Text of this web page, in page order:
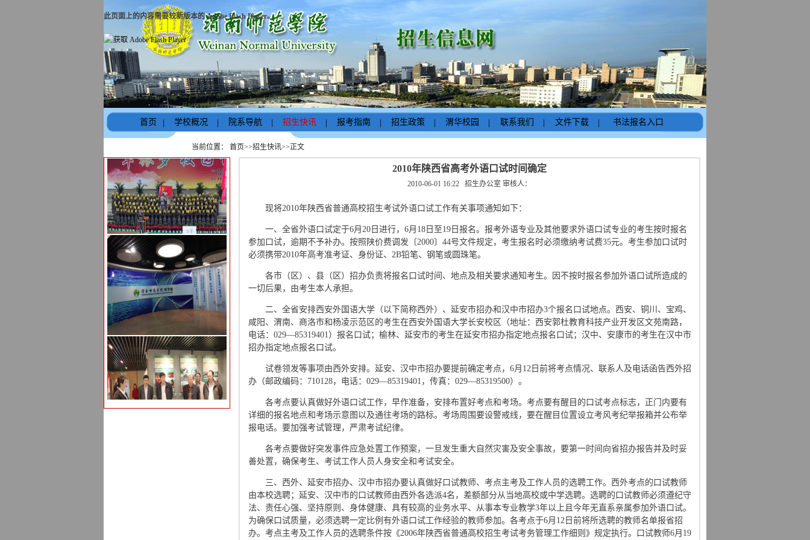
此页面上的内容需要较新版本的 Adobe Flash Player。
首页 | 学校概况 | 院系导航 | 招生快讯 | 报考指南 | 招生政策 | 渭华校园 | 联系我们 | 文件下载 | 书法报名入口
当前位置： 首页>>招生快讯>>正文
2010年陕西省高考外语口试时间确定
2010-06-01 16:22 招生办公室 审核人：
现将2010年陕西省普通高校招生考试外语口试工作有关事项通知如下：
一、全省外语口试定于6月20日进行，6月18日至19日报名。报考外语专业及其他要求外语口试专业的考生按时报名
参加口试，逾期不予补办。按照陕价费调发〔2000〕44号文件规定，考生报名时必须缴纳考试费35元。考生参加口试时
必须携带2010年高考准考证、身份证、2B铅笔、钢笔或圆珠笔。
各市（区）、县（区）招办负责将报名口试时间、地点及相关要求通知考生。因不按时报名参加外语口试所造成的
一切后果，由考生本人承担。
二、全省安排西安外国语大学（以下简称西外）、延安市招办和汉中市招办3个报名口试地点。西安、铜川、宝鸡、
咸阳、渭南、商洛市和杨凌示范区的考生在西安外国语大学长安校区（地址：西安郭杜教育科技产业开发区文苑南路，
电话：029—85319401）报名口试；榆林、延安市的考生在延安市招办指定地点报名口试；汉中、安康市的考生在汉中市
招办指定地点报名口试。
试卷领发等事项由西外安排。延安、汉中市招办要提前确定考点，6月12日前将考点情况、联系人及电话函告西外招
办（邮政编码：710128，电话：029—85319401，传真：029—85319500）。
各考点要认真做好外语口试工作，早作准备，安排布置好考点和考场。考点要有醒目的口试考点标志，正门内要有
详细的报名地点和考场示意图以及通往考场的路标。考场周围要设警戒线，要在醒目位置设立考风考纪举报箱并公布举
报电话。要加强考试管理，严肃考试纪律。
各考点要做好突发事件应急处置工作预案，一旦发生重大自然灾害及安全事故，要第一时间向省招办报告并及时妥
善处置，确保考生、考试工作人员人身安全和考试安全。
三、西外、延安市招办、汉中市招办要认真做好口试教师、考点主考及工作人员的选聘工作。西外考点的口试教师
由本校选聘；延安、汉中市的口试教师由西外各选派4名，差额部分从当地高校或中学选聘。选聘的口试教师必须遵纪守
法、责任心强、坚持原则、身体健康、具有较高的业务水平、从事本专业教学3年以上且今年无直系亲属参加外语口试。
为确保口试质量，必须选聘一定比例有外语口试工作经验的教师参加。各考点于6月12日前将所选聘的教师名单报省招
办。考点主考及工作人员的选聘条件按《2006年陕西省普通高校招生考试考务管理工作细则》规定执行。口试教师6月19